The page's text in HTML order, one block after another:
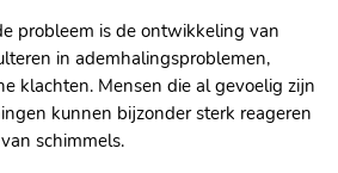
probleem is de ontwikkeling van
in ademhalingsproblemen,
klachten. Mensen die al gevoelig zijn
kunnen bijzonder sterk reageren
schimmels.